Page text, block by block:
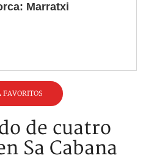
Marratxi
FAVORITOS
de cuatro
Sa Cabana